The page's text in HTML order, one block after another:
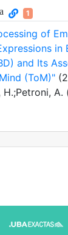
1
of
in
and Its
(ToM)"
H.;Petroni, A.